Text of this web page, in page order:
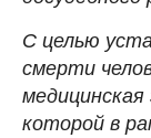
С целью
смерти
которой в